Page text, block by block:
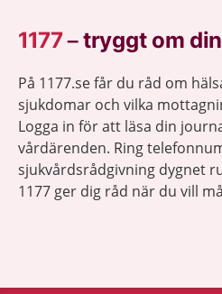
1177–tryggt om
På 1177.se får du råd om
sjukdomar och vilka
Logga in för att läsa din
vårdärenden. Ring
sjukvårdsrådgivning dygnet
1177 ger dig råd när du vill